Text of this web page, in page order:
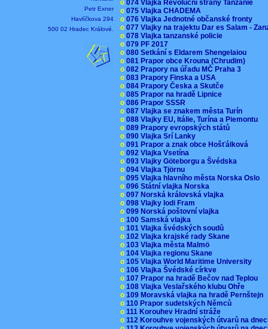
Petr Exner
Havlíčkova 294
500 02 Hradec Králové.
o 074 Vlajka Revoluční strany Tanzanie
o 075 Vlajka CHADEMA
o 076 Vlajka Jednotné občanské fronty
o 077 Vlajky na trajektu Dar es Salam -
o 078 Vlajka tanzanské policie
o 079 PF 2017
o 080 Setkání s Eldarem Shengelaiou
o 081 Prapor obce Krouna (Chrudim)
o 082 Prapory na úřadu MČ Praha 3
o 083 Prapory Finska a USA
o 084 Prapory Česka a Skutče
o 085 Prapor na hradě Lipnice
o 086 Prapor SSSR
o 087 Vlajka se znakem města Turín
o 088 Vlajky EU, Itálie, Turína a Piemontu
o 089 Prapory evropských států
o 090 Vlajka Srí Lanky
o 091 Prapor a znak obce Hošťálková
o 092 Vlajka Vsetína
o 093 Vlajky Göteborgu a Švédska
o 094 Vlajka Tjörnu
o 095 Vlajka hlavního města Norska Oslo
o 096 Státní vlajka Norska
o 097 Norská královská vlajka
o 098 Vlajky lodi Fram
o 099 Norská poštovní vlajka
o 100 Samská vlajka
o 101 Vlajka švédských soudů
o 102 Vlajka krajské rady Skane
o 103 Vlajka města Malmö
o 104 Vlajka regionu Skane
o 105 Vlajka World Maritime University
o 106 Vlajka Švédské církve
o 107 Prapor na hradě Bečov nad Teplou
o 108 Vlajka Veslařského klubu Ohře
o 109 Moravská vlajka na hradě Pernštejn
o 110 Prapor sudetských Němců
o 111 Korouhev Hradní stráže
o 112 Korouhve vojenských útvarů na